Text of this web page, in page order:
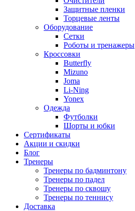
Защитные пленки
Торцевые ленты
Оборудование
Сетки
Роботы и тренажеры
Кроссовки
Butterfly
Mizuno
Joma
Li-Ning
Yonex
Одежда
Футболки
Шорты и юбки
Сертификаты
Акции и скидки
Блог
Тренеры
Тренеры по бадминтону
Тренеры по падел
Тренеры по сквошу
Тренеры по теннису
Доставка